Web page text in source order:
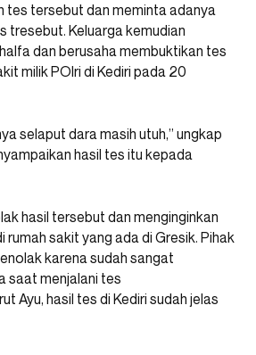
tes tersebut dan meminta adanya
tresebut. Keluarga kemudian
dan berusaha membuktikan tes
milik POlri di Kediri pada 20
selaput dara masih utuh,” ungkap
hasil tes itu kepada
hasil tersebut dan menginginkan
rumah sakit yang ada di Gresik. Pihak
karena sudah sangat
saat menjalani tes
Ayu, hasil tes di Kediri sudah jelas